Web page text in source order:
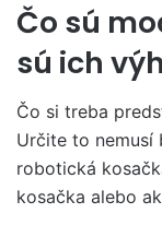
Čo sú
sú ich
Čo si treba
Určite to nemusí
robotická
kosačka alebo